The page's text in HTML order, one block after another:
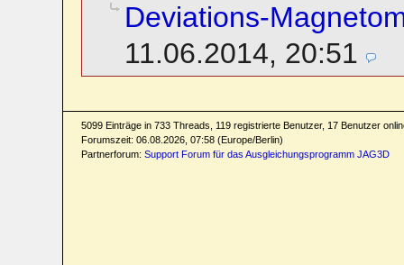
Deviations-
11.06.2014, 20:51
5099 Einträge in 733 Threads, 119 registrierte Benutzer, 17 Benutzer
Forumszeit: 06.08.2026, 07:58 (Europe/Berlin)
Partnerforum: Support Forum für das Ausgleichungsprogramm JAG3D